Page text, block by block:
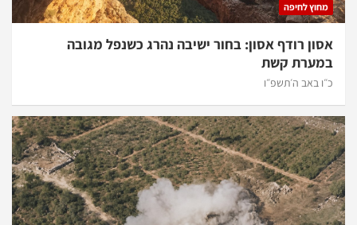
מחוץ לחיפה
אסון רודף אסון: בחור ישיבה נהרג כשנפל מגובה
במערת קשת
כ״ו באב ה׳תשפ״ו